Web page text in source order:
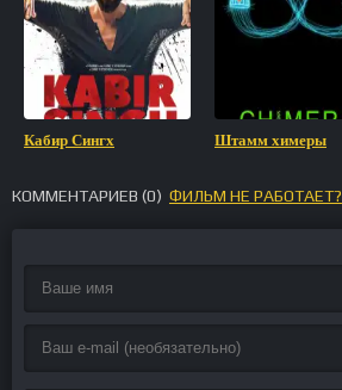
Кабир Сингх Штамм химеры
КОММЕНТАРИЕВ (0) ФИЛЬМ НЕ РАБОТАЕТ?